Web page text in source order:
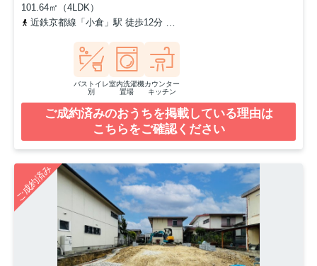
101.64㎡（4LDK）
近鉄京都線「小倉」駅 徒歩12分
バストイレ
別
室内洗濯機
置場
カウンター
キッチン
ご成約済みのおうちを掲載している理由は
こちらをご確認ください
ご成約済み